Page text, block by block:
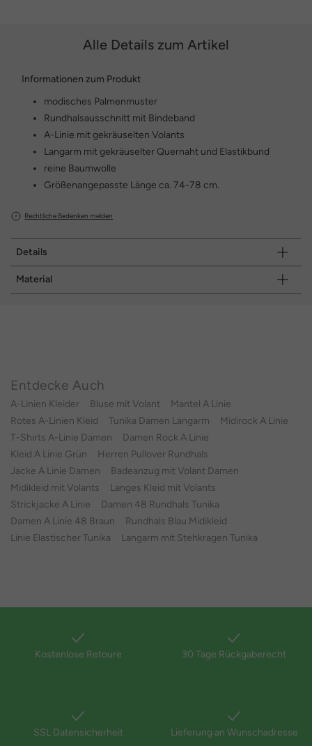
Alle Details zum Artikel
Informationen zum Produkt
modisches Palmenmuster
Rundhalsausschnitt mit Bindeband
A-Linie mit gekräuselten Volants
Langarm mit gekräuselter Quernaht und Elastikbund
reine Baumwolle
Größenangepasste Länge ca. 74-78 cm.
Rechtliche Bedenken melden
Details
Material
Entdecke Auch
A-Linien Kleider Bluse mit Volant
Mantel A Linie
Rotes A-Linien Kleid
Tunika Damen Langarm
Midirock A Linie
T-Shirts A-Linie Damen
Damen Rock A Linie
Kleid A Linie Grün
Herren Pullover Rundhals
Jacke A Linie Damen
Badeanzug mit Volant Damen
Midikleid mit Volants
Langes Kleid mit Volants
Strickjacke A Linie
Damen 48 Rundhals Tunika
Damen A Linie 48 Braun
Rundhals Blau Midikleid
Linie Elastischer Tunika
Langarm mit Stehkragen Tunika
Kostenlose Retoure 30 Tage Rückgaberecht
SSL Datensicherheit Lieferung an Wunschadresse